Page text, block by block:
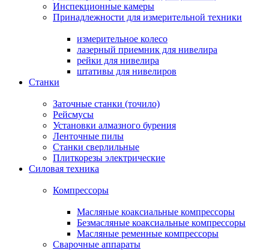
Инспекционные камеры
Принадлежности для измерительной техники
измерительное колесо
лазерный приемник для нивелира
рейки для нивелира
штативы для нивелиров
Станки
Заточные станки (точило)
Рейсмусы
Установки алмазного бурения
Ленточные пилы
Станки сверлильные
Плиткорезы электрические
Силовая техника
Компрессоры
Масляные коаксиальные компрессоры
Безмасляные коаксиальные компрессоры
Масляные ременные компрессоры
Сварочные аппараты